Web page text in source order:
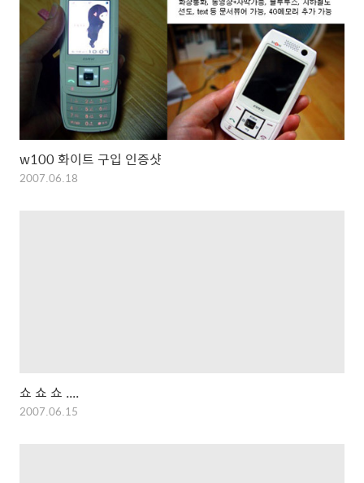
w100 화이트 구입 인증샷
2007.06.18
쇼 쇼 쇼 ....
2007.06.15